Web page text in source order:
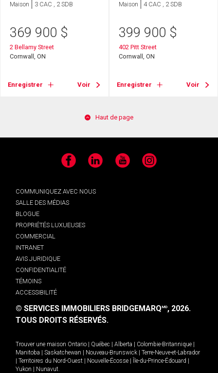
Maison 3 CAC , 2 SDB
369 900 $
2 Bellamy Street
Cornwall, ON
Enregistrer Voir
Maison 4 CAC , 2 SDB
399 900 $
402 Pitt Street
Cornwall, ON
Enregistrer Voir
Haut de page
Facebook LinkedIn YouTube Instagram
COMMUNIQUEZ AVEC NOUS
SALLE DES MÉDIAS
BLOGUE
PROPRIÉTÉS LUXUEUSES
COMMERCIAL
INTRANET
AVIS JURIDIQUE
CONFIDENTIALITÉ
TÉMOINS
ACCESSIBILITÉ
© SERVICES IMMOBILIERS BRIDGEMARQMD, 2026.
TOUS DROITS RÉSERVÉS.
Trouver une maison Ontario | Québec | Alberta | Colombie-Britannique |
Manitoba | Saskatchewan | Nouveau-Brunswick | Terre-Neuve-et-Labrador
| Territoires du Nord-Ouest | Nouvelle-Écosse | Île-du-Prince-Édouard |
Yukon | Nunavut